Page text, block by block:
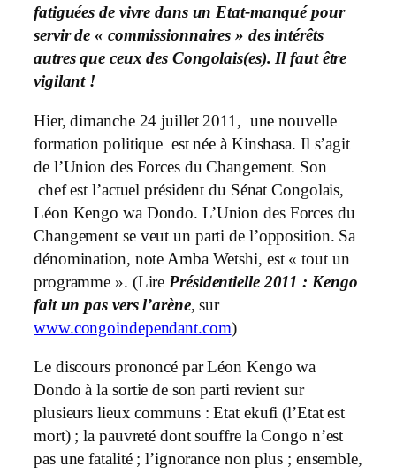
fatiguées de vivre dans un Etat-manqué pour
servir de « commissionnaires » des intérêts
autres que ceux des Congolais(es). Il faut être
vigilant !
Hier, dimanche 24 juillet 2011, une nouvelle
formation politique est née à Kinshasa. Il s’agit
de l’Union des Forces du Changement. Son
chef est l’actuel président du Sénat Congolais,
Léon Kengo wa Dondo. L’Union des Forces du
Changement se veut un parti de l’opposition. Sa
dénomination, note Amba Wetshi, est « tout un
programme ». (Lire Présidentielle 2011 : Kengo
fait un pas vers l’arène, sur
www.congoindependant.com)
Le discours prononcé par Léon Kengo wa
Dondo à la sortie de son parti revient sur
plusieurs lieux communs : Etat ekufi (l’Etat est
mort) ; la pauvreté dont souffre la Congo n’est
pas une fatalité ; l’ignorance non plus ; ensemble,